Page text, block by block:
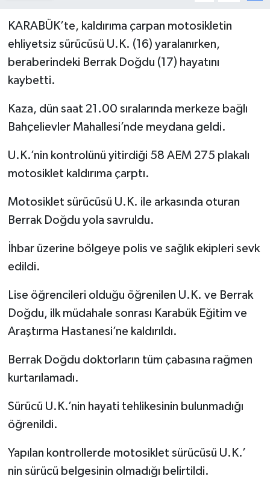
KARABÜK’te, kaldırıma çarpan motosikletin
ehliyetsiz sürücüsü U.K. (16) yaralanırken,
beraberindeki Berrak Doğdu (17) hayatını
kaybetti.
Kaza, dün saat 21.00 sıralarında merkeze bağlı
Bahçelievler Mahallesi’nde meydana geldi.
U.K.’nin kontrolünü yitirdiği 58 AEM 275 plakalı
motosiklet kaldırıma çarptı.
Motosiklet sürücüsü U.K. ile arkasında oturan
Berrak Doğdu yola savruldu.
İhbar üzerine bölgeye polis ve sağlık ekipleri sevk
edildi.
Lise öğrencileri olduğu öğrenilen U.K. ve Berrak
Doğdu, ilk müdahale sonrası Karabük Eğitim ve
Araştırma Hastanesi’ne kaldırıldı.
Berrak Doğdu doktorların tüm çabasına rağmen
kurtarılamadı.
Sürücü U.K.’nin hayati tehlikesinin bulunmadığı
öğrenildi.
Yapılan kontrollerde motosiklet sürücüsü U.K.’
nin sürücü belgesinin olmadığı belirtildi.
Yerel Yönetimler
DÜNYA